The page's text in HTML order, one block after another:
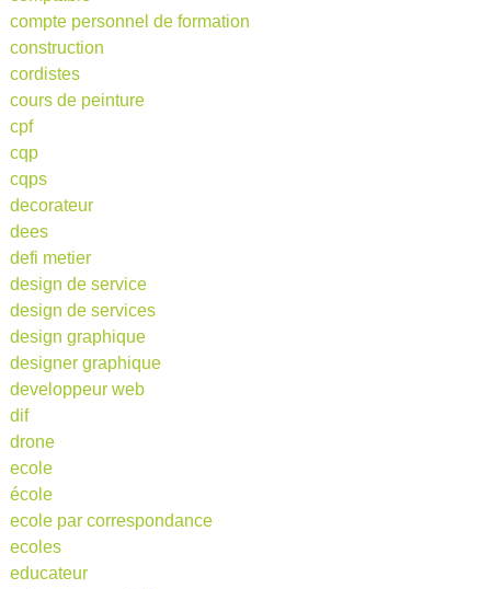
compte personnel de formation
construction
cordistes
cours de peinture
cpf
cqp
cqps
decorateur
dees
defi metier
design de service
design de services
design graphique
designer graphique
developpeur web
dif
drone
ecole
école
ecole par correspondance
ecoles
educateur